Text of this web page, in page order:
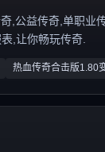
,公益传奇,单职
,让你畅玩传奇.
热血传奇合击版1.80